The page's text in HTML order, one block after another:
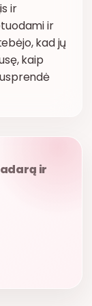
ir
ir
kad jų
kaip
ir